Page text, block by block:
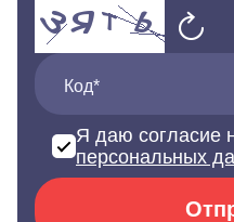
Код*
Я даю согласие
персональных